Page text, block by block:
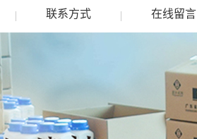
联系方式 在线留言